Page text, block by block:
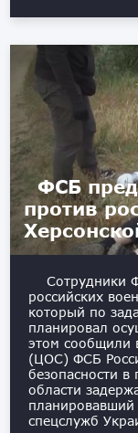
ФСБ
против
Сотрудники
российских
который по
планировал
этом сообщили
(ЦОС) ФСБ
безопасности в
области
планировавший
спецслужб